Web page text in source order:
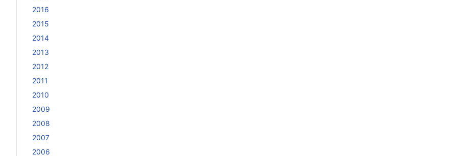
2016
2015
2014
2013
2012
2011
2010
2009
2008
2007
2006